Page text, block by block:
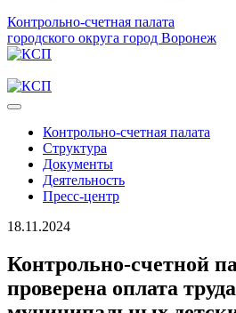
Контрольно-счетная палата
городского округа город Воронеж
Контрольно-счетная палата
Структура
Документы
Деятельность
Пресс-центр
18.11.2024
Контрольно-счетной
проверена оплата